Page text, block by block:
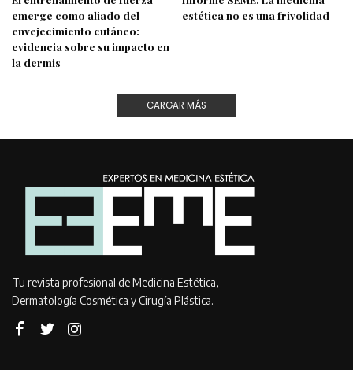
emerge como aliado del
envejecimiento cutáneo:
evidencia sobre su impacto en
la dermis
estética no es una frivolidad
CARGAR MÁS
Tu revista profesional de Medicina Estética,
Dermatología Cosmética y Cirugía Plástica.